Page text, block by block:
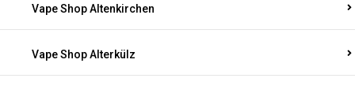
Vape Shop Altenkirchen
Vape Shop Alterkülz